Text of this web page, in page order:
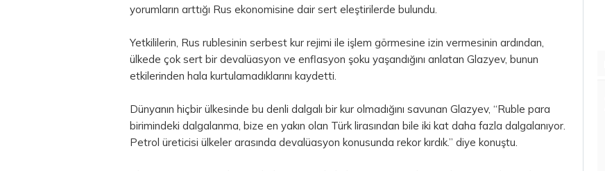
yorumların arttığı Rus ekonomisine dair sert eleştirilerde bulundu.
Yetkililerin, Rus rublesinin serbest kur rejimi ile işlem görmesine izin vermesinin ardından,
ülkede çok sert bir devalüasyon ve enflasyon şoku yaşandığını anlatan Glazyev, bunun
etkilerinden hala kurtulamadıklarını kaydetti.
Dünyanın hiçbir ülkesinde bu denli dalgalı bir kur olmadığını savunan Glazyev, “Ruble para
birimindeki dalgalanma, bize en yakın olan Türk lirasından bile iki kat daha fazla dalgalanıyor.
Petrol üreticisi ülkeler arasında devalüasyon konusunda rekor kırdık.” diye konuştu.